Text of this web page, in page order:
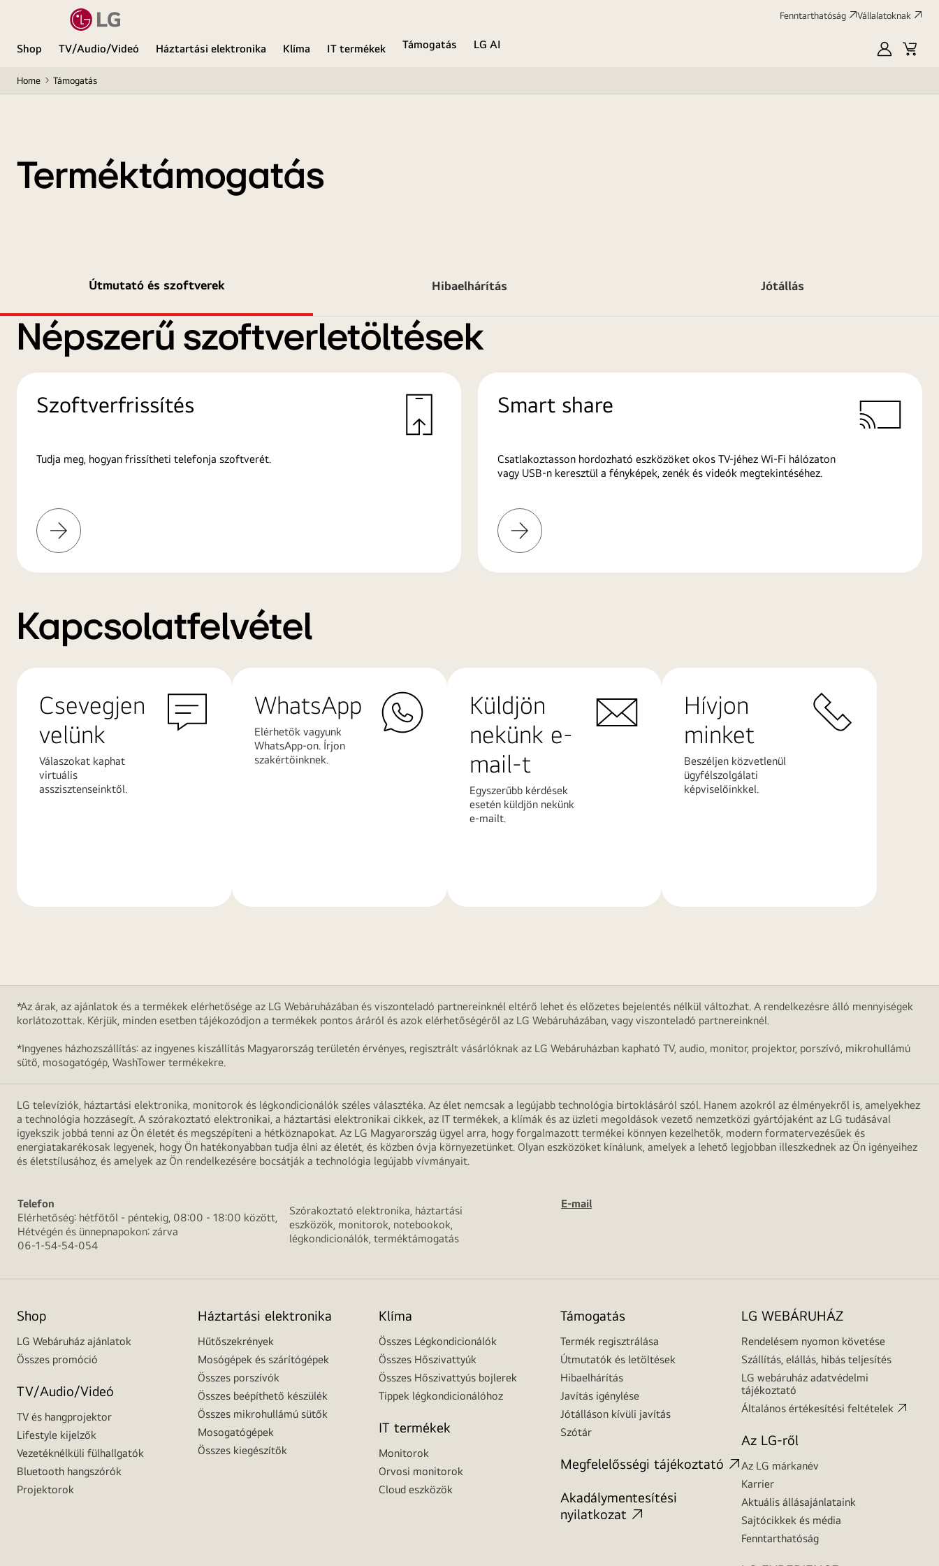
Fenntarthatóság Vállalatoknak
Shop TV/Audio/Videó Háztartási elektronika Klíma IT termékek Támogatás
LG AI
SajátKosár
Home Támogatás
Terméktámogatás
Útmutató és szoftverek Hibaelhárítás Jótállás
Népszerű szoftverletöltések
Szoftverfrissítés
Tudja meg, hogyan frissítheti telefonja szoftverét.
További
információk
Smart share
Csatlakoztasson hordozható eszközöket okos TV-jéhez Wi-Fi hálózaton
vagy USB-n keresztül a fényképek, zenék és videók megtekintéséhez.
További
információk
Kapcsolatfelvétel
Csevegjen
velünk
Válaszokat kaphat
virtuális
asszisztenseinktől.
WhatsApp
Elérhetők vagyunk
WhatsApp-on. Írjon
szakértőinknek.
Küldjön
nekünk e-
mail-t
Egyszerűbb kérdések
esetén küldjön nekünk
e-mailt.
Hívjon
minket
Beszéljen közvetlenül
ügyfélszolgálati
képviselőinkkel.
*Az árak, az ajánlatok és a termékek elérhetősége az LG Webáruházában és viszonteladó partnereinknél eltérő lehet és előzetes bejelentés nélkül változhat. A rendelkezésre álló mennyiségek
korlátozottak. Kérjük, minden esetben tájékozódjon a termékek pontos áráról és azok elérhetőségéről az LG Webáruházában, vagy viszonteladó partnereinknél.
*Ingyenes házhozszállítás: az ingyenes kiszállítás Magyarország területén érvényes, regisztrált vásárlóknak az LG Webáruházban kapható TV, audio, monitor, projektor, porszívó, mikrohullámú
sütő, mosogatógép, WashTower termékekre.
LG televíziók, háztartási elektronika, monitorok és légkondicionálók széles választéka. Az élet nemcsak a legújabb technológia birtoklásáról szól. Hanem azokról az élményekről is, amelyekhez
a technológia hozzásegít. A szórakoztató elektronikai, a háztartási elektronikai cikkek, az IT termékek, a klímák és az üzleti megoldások vezető nemzetközi gyártójaként az LG tudásával
igyekszik jobbá tenni az Ön életét és megszépíteni a hétköznapokat. Az LG Magyarország ügyel arra, hogy forgalmazott termékei könnyen kezelhetők, modern formatervezésűek és
energiatakarékosak legyenek, hogy Ön hatékonyabban tudja élni az életét, és közben óvja környezetünket. Olyan eszközöket kínálunk, amelyek a lehető legjobban illeszkednek az Ön igényeihez
és életstílusához, és amelyek az Ön rendelkezésére bocsátják a technológia legújabb vívmányait.
Telefon
Elérhetőség: hétfőtől - péntekig, 08:00 - 18:00 között,
Hétvégén és ünnepnapokon: zárva
06-1-54-54-054
Szórakoztató elektronika, háztartási
eszközök, monitorok, notebookok,
légkondicionálók, terméktámogatás
E-mail
Shop
LG Webáruház ajánlatok
Összes promóció
TV/Audio/Videó
TV és hangprojektor
Lifestyle kijelzők
Vezetéknélküli fülhallgatók
Bluetooth hangszórók
Projektorok
Háztartási elektronika
Hűtőszekrények
Mosógépek és szárítógépek
Összes porszívók
Összes beépíthető készülék
Összes mikrohullámú sütők
Mosogatógépek
Összes kiegészítők
Klíma
Összes Légkondicionálók
Összes Hőszivattyúk
Összes Hőszivattyús bojlerek
Tippek légkondicionálóhoz
IT termékek
Monitorok
Orvosi monitorok
Cloud eszközök
Támogatás
Termék regisztrálása
Útmutatók és letöltések
Hibaelhárítás
Javítás igénylése
Jótálláson kívüli javítás
Szótár
Megfelelősségi tájékoztató
Akadálymentesítési
nyilatkozat
LG WEBÁRUHÁZ
Rendelésem nyomon követése
Szállítás, elállás, hibás teljesítés
LG webáruház adatvédelmi
tájékoztató
Általános értékesítési feltételek
Az LG-ről
Az LG márkanév
Karrier
Aktuális állásajánlataink
Sajtócikkek és média
Fenntarthatóság